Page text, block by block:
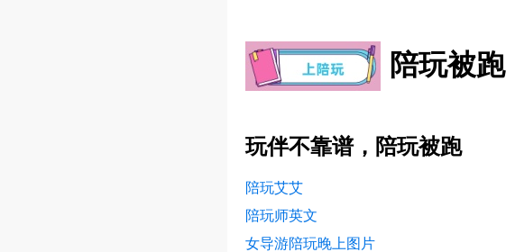
陪玩被跑
玩伴不靠谱，陪玩被跑
陪玩艾艾
陪玩师英文
女导游陪玩晚上图片